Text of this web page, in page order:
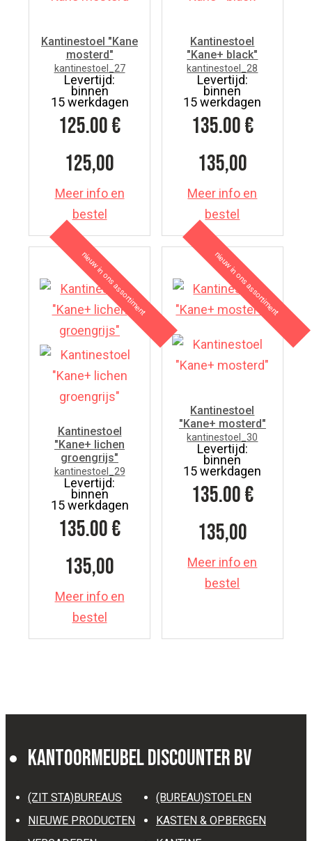
Kantinestoel "Kane
mosterd"
kantinestoel_27
Levertijd:
binnen
15 werkdagen
125.00€
125,00
Meer info en
bestel
Kantinestoel
"Kane+ black"
kantinestoel_28
Levertijd:
binnen
15 werkdagen
135.00€
135,00
Meer info en
bestel
nieuw in ons assortiment
7
Kantinestoel
"Kane+ lichen
groengrijs"
kantinestoel_29
Levertijd:
binnen
15 werkdagen
135.00€
135,00
Meer info en
bestel
nieuw in ons assortiment
7
Kantinestoel
"Kane+ mosterd"
kantinestoel_30
Levertijd:
binnen
15 werkdagen
135.00€
135,00
Meer info en
bestel
Kantoormeubel Discounter BV
(ZIT STA)BUREAUS
(BUREAU)STOELEN
NIEUWE PRODUCTEN
KASTEN & OPBERGEN